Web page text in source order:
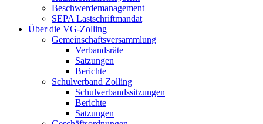
Beschwerdemanagement
SEPA Lastschriftmandat
Über die VG-Zolling
Gemeinschaftsversammlung
Verbandsräte
Satzungen
Berichte
Schulverband Zolling
Schulverbandssitzungen
Berichte
Satzungen